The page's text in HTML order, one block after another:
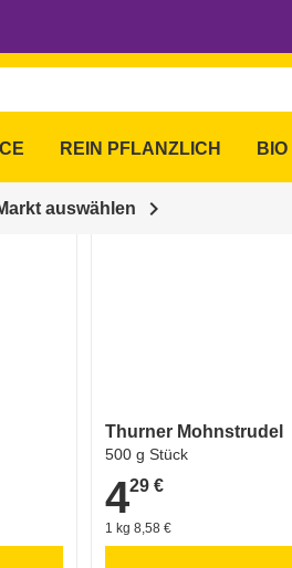
REIN PFLANZLICH BIO
auswählen chevron_right
favorite_border
Thurner Mohnstrudel
500 g Stück
4,29 €
429 €
1 kg 8,58 €